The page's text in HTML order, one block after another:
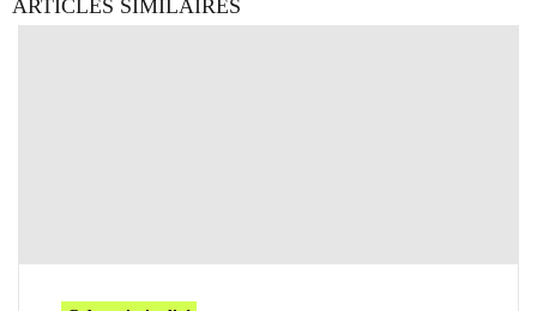
ARTICLES SIMILAIRES